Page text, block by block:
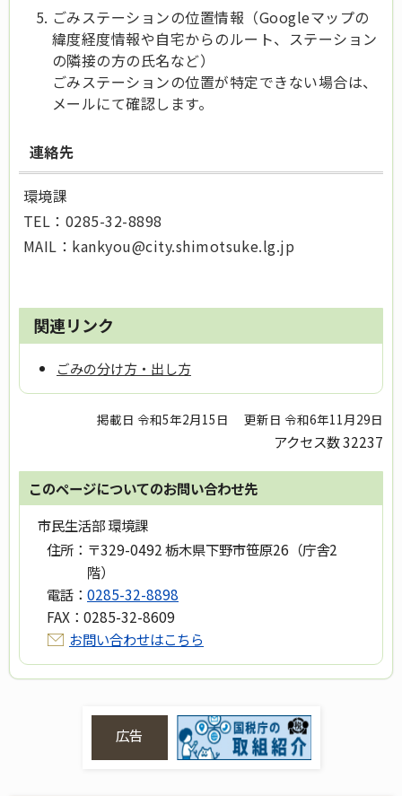
ごみステーションの位置情報（Googleマップの
緯度経度情報や自宅からのルート、ステーション
の隣接の方の氏名など）
ごみステーションの位置が特定できない場合は、
メールにて確認します。
連絡先
環境課
TEL ：0285-32-8898
MAIL：kankyou@city.shimotsuke.lg.jp
関連リンク
ごみの分け方・出し方
掲載日 令和5年2月15日 更新日 令和6年11月29日
アクセス数32237
このページについてのお問い合わせ先
市民生活部 環境課
住所： 〒329-0492 栃木県下野市笹原26（庁舎2
階）
電話： 0285-32-8898
FAX： 0285-32-8609
お問い合わせはこちら
広告